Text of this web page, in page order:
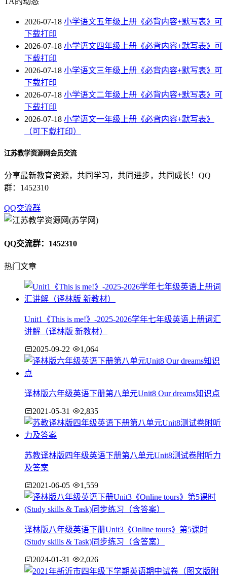
2026-07-18 小学语文五年级上册《必背内容+默写表》可
下载打印
2026-07-18 小学语文四年级上册《必背内容+默写表》可
下载打印
2026-07-18 小学语文三年级上册《必背内容+默写表》可
下载打印
2026-07-18 小学语文二年级上册《必背内容+默写表》可
下载打印
2026-07-18 小学语文一年级上册《必背内容+默写表》
（可下载打印）
江苏教学资源网会员交流
分享最新教育资源，共同学习，共同进步，共同成长！QQ
群：1452310
QQ交流群
QQ交流群：1452310
热门文章
Unit1《This is me!》-2025-2026学年七年级英语上册词汇
讲解（译林版 新教材）
2025-09-22 1,064
译林版六年级英语下册第八单元Unit8 Our dreams知识点
2021-05-31 2,835
苏教译林版四年级英语下册第八单元Unit8测试卷附听力
及答案
2021-06-05 1,559
译林版八年级英语下册Unit3《Online tours》第5课时
(Study skills & Task)同步练习（含答案）
2024-01-31 2,026